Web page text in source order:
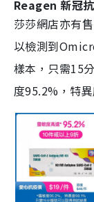
Reagen 新冠
莎莎網店亦有
以檢測到
樣本，只需15
度95.2%，特